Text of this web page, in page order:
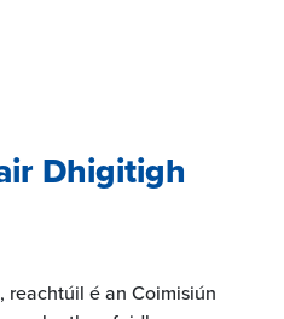
Dhigitigh
reachtúil é an Coimisiún